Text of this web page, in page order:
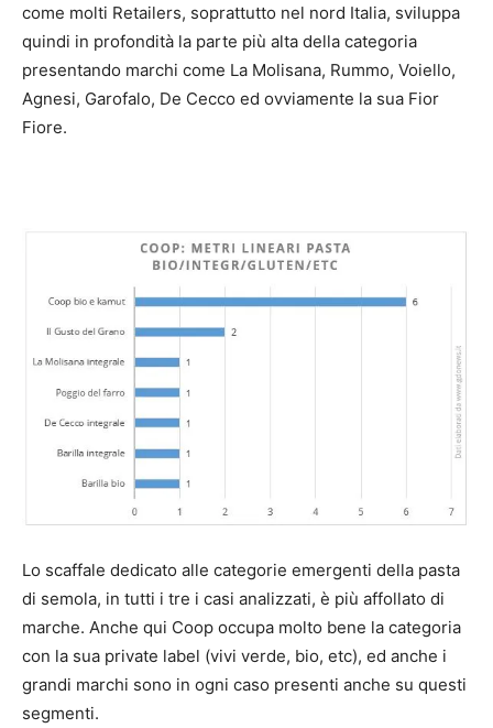
come molti Retailers, soprattutto nel nord Italia, sviluppa
quindi in profondità la parte più alta della categoria
presentando marchi come La Molisana, Rummo, Voiello,
Agnesi, Garofalo, De Cecco ed ovviamente la sua Fior
Fiore.
Lo scaffale dedicato alle categorie emergenti della pasta
di semola, in tutti i tre i casi analizzati, è più affollato di
marche. Anche qui Coop occupa molto bene la categoria
con la sua private label (vivi verde, bio, etc), ed anche i
grandi marchi sono in ogni caso presenti anche su questi
segmenti.